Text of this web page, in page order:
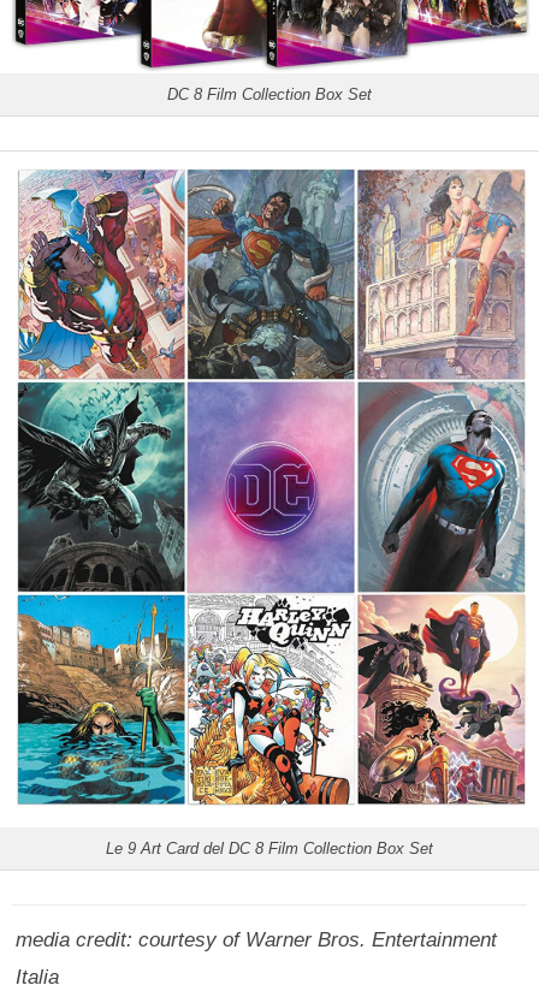
DC 8 Film Collection Box Set
Le 9 Art Card del DC 8 Film Collection Box Set
media credit: courtesy of Warner Bros. Entertainment
Italia